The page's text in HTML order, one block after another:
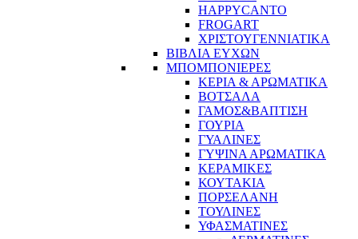
HAPPYCANTO
FROGART
ΧΡΙΣΤΟΥΓΕΝΝΙΑΤΙΚΑ
ΒΙΒΛΙΑ ΕΥΧΩΝ
ΜΠΟΜΠΟΝΙΕΡΕΣ
ΚΕΡΙΑ & ΑΡΩΜΑΤΙΚΑ
ΒΟΤΣΑΛΑ
ΓΑΜΟΣ&ΒΑΠΤΙΣΗ
ΓΟΥΡΙΑ
ΓΥΑΛΙΝΕΣ
ΓΥΨΙΝΑ ΑΡΩΜΑΤΙΚΑ
ΚΕΡΑΜΙΚΕΣ
ΚΟΥΤΑΚΙΑ
ΠΟΡΣΕΛΑΝΗ
ΤΟΥΛΙΝΕΣ
ΥΦΑΣΜΑΤΙΝΕΣ